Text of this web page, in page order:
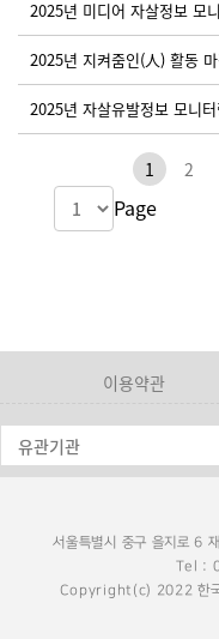
2025년 지켜줌인(人) 활동
1 2
Page
이용약관
서울특별시 중구 을지로 6
Tel :
Copyright(c) 2022 한